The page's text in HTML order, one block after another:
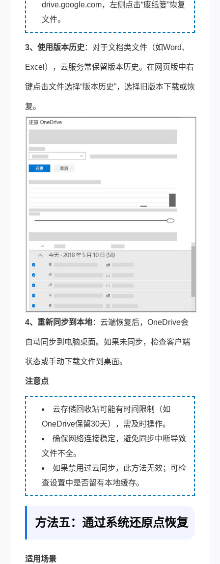
drive.google.com，左侧点击“废纸篓”恢复
文件。
3、使用版本历史 ：对于文档类文件（如Word、
Excel），云服务常保留版本历史。在网页版中右
键点击文件选择“版本历史”，选择旧版本下载或恢
复。
4、重新同步到本地：云端恢复后，OneDrive会
自动同步到电脑桌面。如果未同步，检查客户端
状态或手动下载文件到桌面。
注意点
云存储回收站可能有时间限制（如
OneDrive保留30天），需及时操作。
确保网络连接稳定，避免同步中断导致
文件不全。
如果禁用过云同步，此方法无效；可检
查设置中是否留有本地缓存。
方法五：通过系统还原点恢复
适用场景